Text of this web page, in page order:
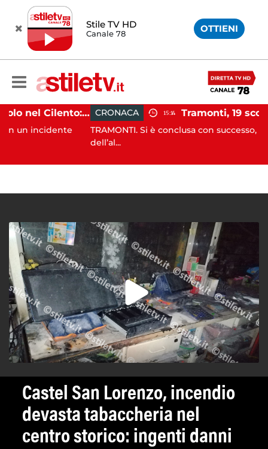
Stile TV HD
Canale 78 OTTIENI
Incidente agricolo nel Cilento: trattore si ribalta, muore 71enne CRONACA 15:14
TRAMONTI. Si è conclusa con successo, alle prime
Castel San Lorenzo, incendio
devasta tabaccheria nel
centro storico: ingenti danni